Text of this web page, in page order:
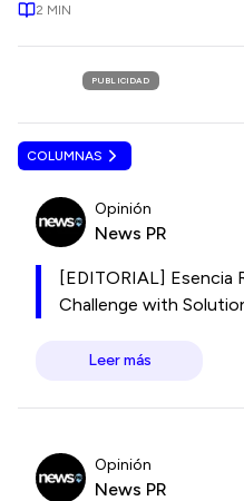
2 MIN
PUBLICIDAD
COLUMNAS
Opinión
News PR
[EDITORIAL] Esencia
Challenge with
Leer más
Opinión
News PR